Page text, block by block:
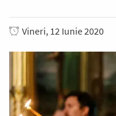
Vineri, 12 Iunie 2020